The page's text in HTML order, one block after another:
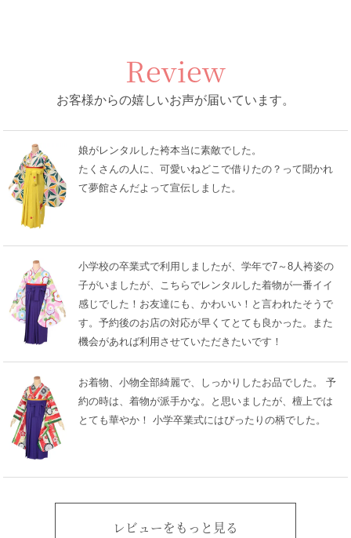
Review
お客様からの嬉しいお声が届いています。
娘がレンタルした袴本当に素敵でした。
たくさんの人に、可愛いねどこで借りたの？って聞かれ
て夢館さんだよって宣伝しました。
小学校の卒業式で利用しましたが、学年で7～8人袴姿の
子がいましたが、こちらでレンタルした着物が一番イイ
感じでした！お友達にも、かわいい！と言われたそうで
す。予約後のお店の対応が早くてとても良かった。また
機会があれば利用させていただきたいです！
お着物、小物全部綺麗で、しっかりしたお品でした。 予
約の時は、着物が派手かな。と思いましたが、檀上では
とても華やか！ 小学卒業式にはぴったりの柄でした。
レビューをもっと見る